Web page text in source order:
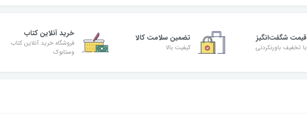
قیمت شگفت‌انگیز
با تخفیف باورنکردنی
تضمین سلامت کالا
کیفیت بالا
خرید آنلاین کتاب
فروشگاه خرید آنلاین کتاب
وستابوک